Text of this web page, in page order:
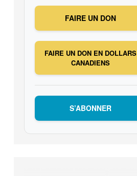
FAIRE UN DON
FAIRE UN DON EN DOLLARS
CANADIENS
S’ABONNER